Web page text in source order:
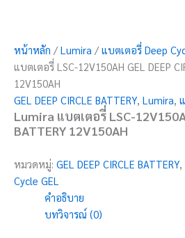
หน้าหลัก / Lumira / แบตเตอรี่ Deep
แบตเตอรี่ LSC-12V150AH GEL DEEP
12V150AH
GEL DEEP CIRCLE BATTERY, Lumira,
Lumira แบตเตอรี่ LSC-
BATTERY 12V150AH
หมวดหมู่: GEL DEEP CIRCLE BATTERY
Cycle GEL
คำอธิบาย
บทวิจารณ์ (0)